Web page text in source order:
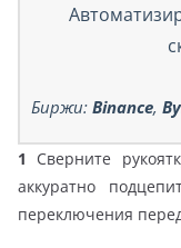
Биржи: Binance,
1 Сверните
аккуратно
переключения